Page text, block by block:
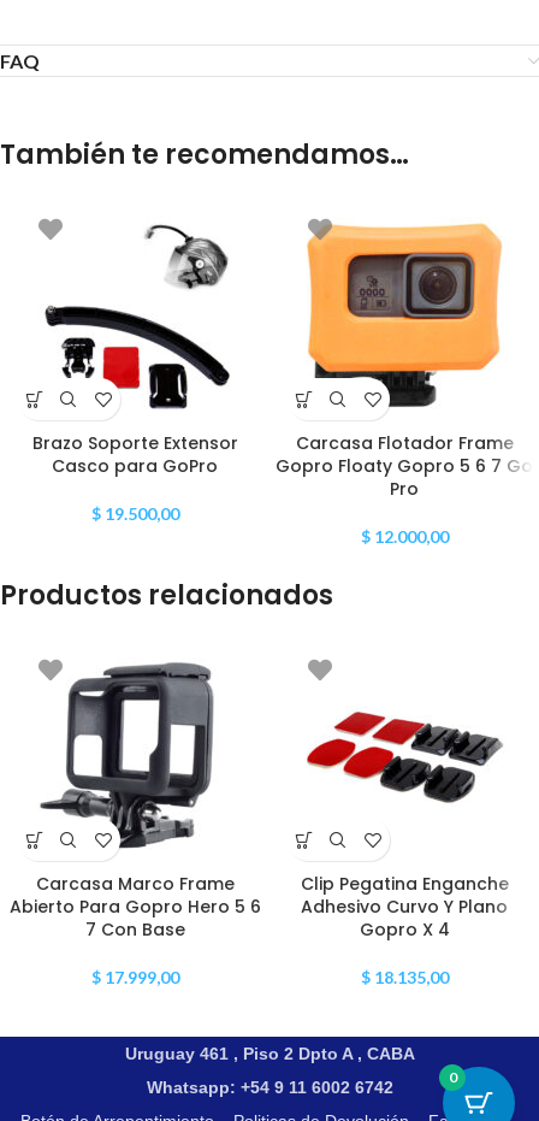
FAQ
También te recomendamos…
Brazo Soporte Extensor
Casco para GoPro
$19.500,00
Carcasa Flotador Frame
Gopro Floaty Gopro 5 6 7 Go
Pro
$12.000,00
Productos relacionados
Carcasa Marco Frame
Abierto Para Gopro Hero 5 6
7 Con Base
$17.999,00
Clip Pegatina Enganche
Adhesivo Curvo Y Plano
Gopro X 4
$18.135,00
Uruguay 461 , Piso 2 Dpto A , CABA
Whatsapp: +54 9 11 6002 6742
0